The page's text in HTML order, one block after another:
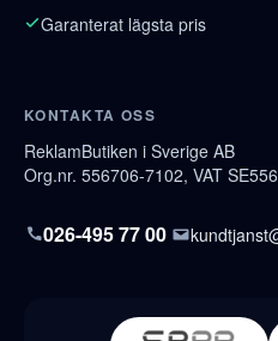
Garanterat lägsta pris
KONTAKTA OSS
ReklamButiken i Sverige AB
Org.nr. 556706-7102, VAT
026-495 77 00